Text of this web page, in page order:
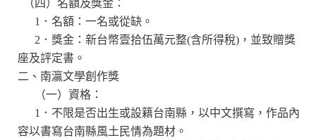
（四）名額及獎金：
1．名額：一名或從缺。
2．獎金：新台幣壹拾伍萬元整(含所得稅)，並致贈獎
座及評定書。
二、南瀛文學創作獎
（一）資格：
1．不限是否出生或設籍台南縣，以中文撰寫，作品內
容以書寫台南縣風土民情為題材。